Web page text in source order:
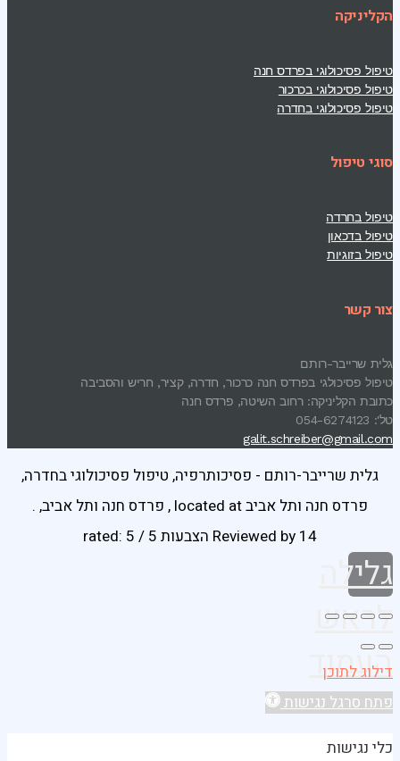
הקליניקה
טיפול פסיכולוגי בפרדס חנה
טיפול פסיכולוגי בכרכור
טיפול פסיכולוגי בחדרה
סוגי טיפול
טיפול בחרדה
טיפול בדכאון
טיפול בזוגיות
צור קשר
גלית שרייבר-רותם
טיפול פסיכולגי בפרדס חנה כרכור, חדרה, קציר, חריש והסביבה
כתובת הקליניקה: רחוב השיטה, פרדס חנה
טל': 054-6274123
galit.schreiber@gmail.com
גלית שרייבר-רותם - פסיכותרפיה, טיפול פסיכולוגי בחדרה,
פרדס חנה ותל אביב
, פרדס חנה ותל אביב,
.
Reviewed by 14 הצבעות 5 / 5
גלילה
לראש
העמוד
דילוג לתוכן
פתח סרגל נגישות
כלי נגישות